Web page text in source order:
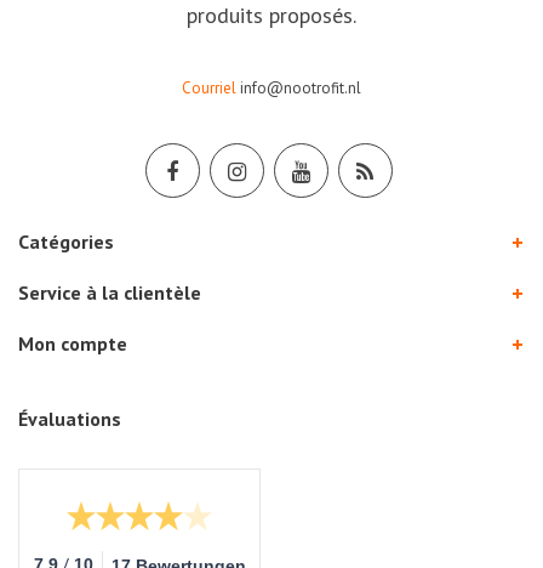
produits proposés.
Courrielinfo@nootrofit.nl
Catégories
Service à la clientèle
Mon compte
Évaluations